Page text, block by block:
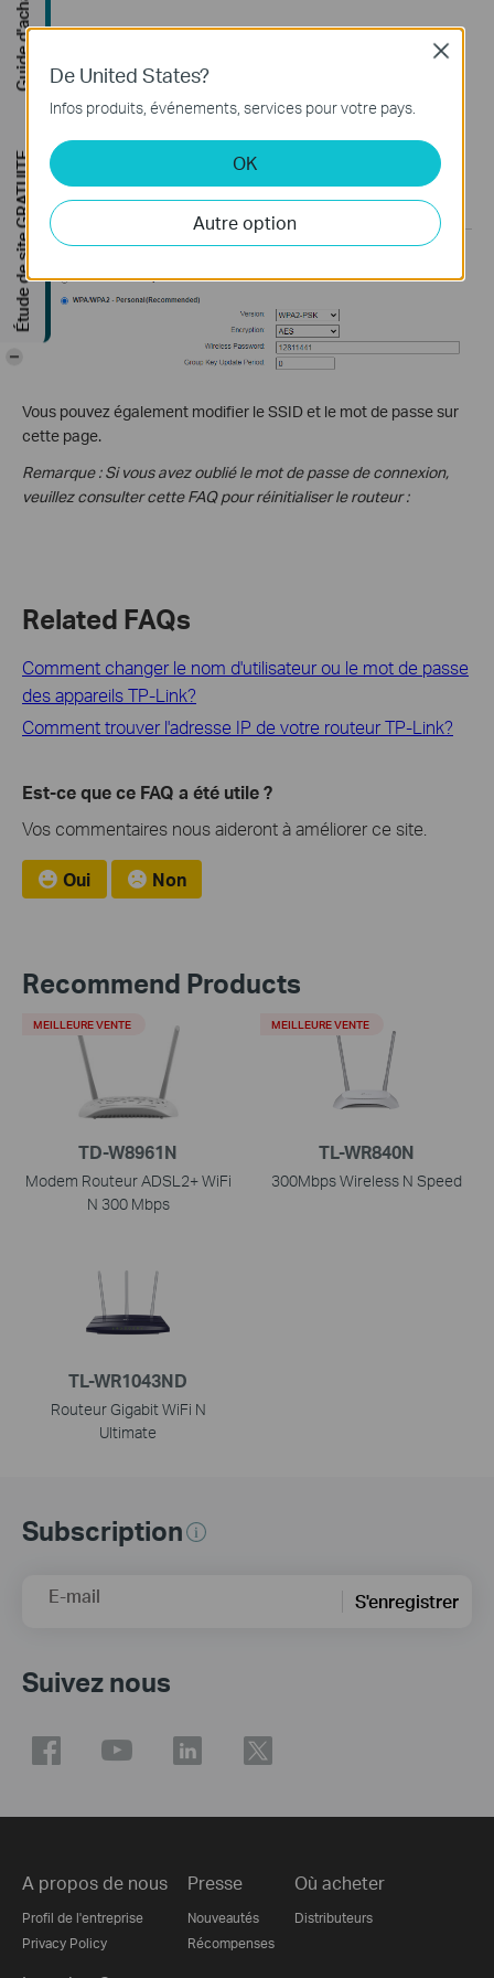
Vous pouvez également modifier le SSID et le mot de passe sur
cette page.
Remarque : Si vous avez oublié le mot de passe de connexion,
veuillez consulter cette FAQ pour réinitialiser le routeur :
Related FAQs
Comment changer le nom d'utilisateur ou le mot de passe
des appareils TP-Link?
Comment trouver l'adresse IP de votre routeur TP-Link?
Est-ce que ce FAQ a été utile ?
Vos commentaires nous aideront à améliorer ce site.
Oui Non
Recommend Products
TD-W8961N
Modem Routeur ADSL2+ WiFi
N 300 Mbps
MEILLEURE VENTE
TL-WR840N
300Mbps Wireless N Speed
MEILLEURE VENTE
TL-WR1043ND
Routeur Gigabit WiFi N
Ultimate
Subscription
E-mail S'enregistrer
Suivez nous
A propos de nous
Profil de l'entreprise
Privacy Policy
Presse
Nouveautés
Récompenses
Où acheter
Distributeurs
De United States?
Infos produits, événements, services pour votre pays.
OK
Autre option
Close
Guide d'achat
Étude de site GRATUITE